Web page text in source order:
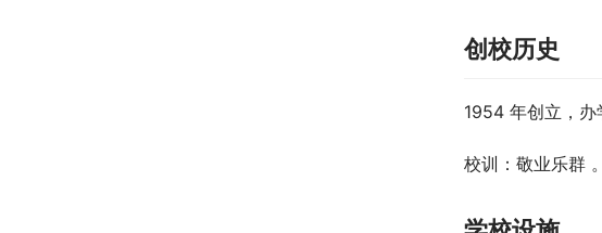
创校历史
1954 年创立，
校训：敬业乐群